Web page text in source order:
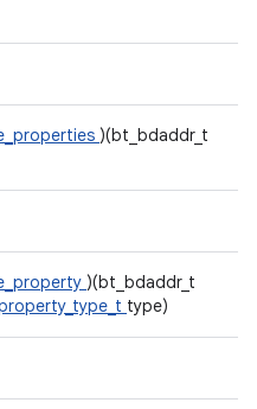
)(bt_bdaddr_t
)(bt_bdaddr_t
type)